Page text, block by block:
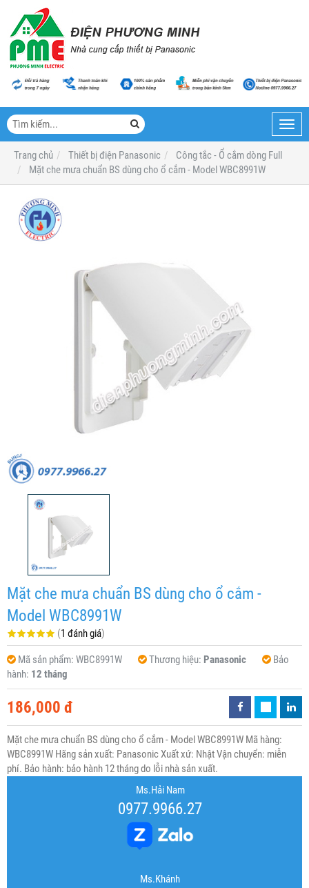
Trang chủ
Thiết bị điện Panasonic
Công tắc - Ổ cắm dòng Full
Mặt che mưa chuẩn BS dùng cho ổ cắm - Model WBC8991W
Mặt che mưa chuẩn BS dùng cho ổ cắm -
Model WBC8991W
(1 đánh giá)
Mã sản phẩm: WBC8991W Thương hiệu: Panasonic
Bảo
hành: 12 tháng
186,000 đ
Mặt che mưa chuẩn BS dùng cho ổ cắm - Model WBC8991W Mã hàng:
WBC8991W Hãng sản xuất: Panasonic Xuất xứ: Nhật Vận chuyển: miễn
phí. Bảo hành: bảo hành 12 tháng do lỗi nhà sản xuất.
Ms.Hải Nam
0977.9966.27
Ms.Khánh